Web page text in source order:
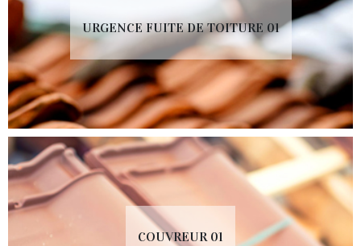
URGENCE FUITE DE TOITURE 01
COUVREUR 01